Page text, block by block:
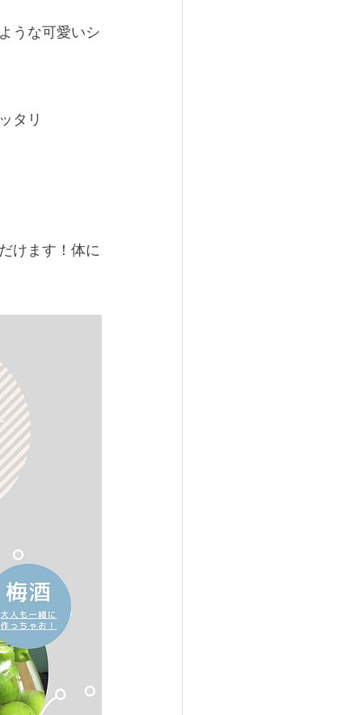
うな可愛いシ
タリ
けます！体に